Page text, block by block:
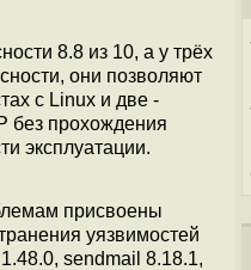
8.8 из 10, а у трёх
они позволяют
с Linux и две -
без прохождения
эксплуатации.
присвоены
уязвимостей
sendmail 8.18.1,